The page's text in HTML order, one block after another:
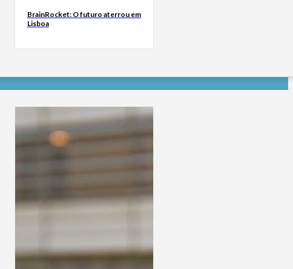
BrainRocket: O futuro aterrou em
Lisboa